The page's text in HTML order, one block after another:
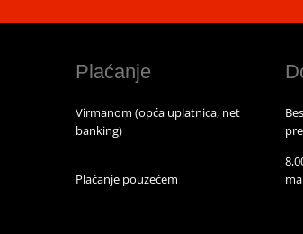
Plaćanje
Virmanom (opća uplatnica, net
banking)
Plaćanje pouzećem